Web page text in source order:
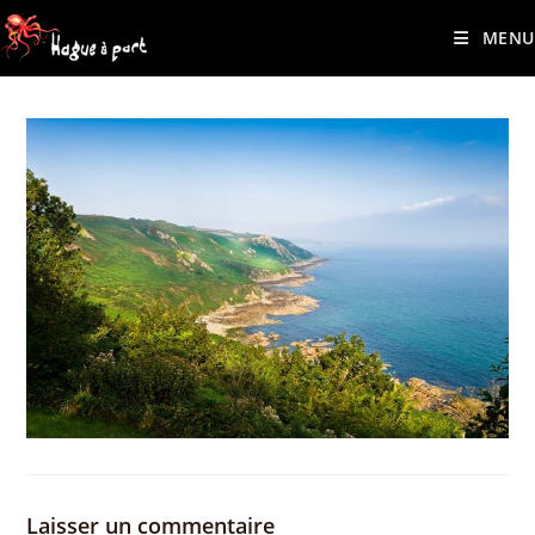
principal
Skip
to
content
MENU
Laisser un commentaire